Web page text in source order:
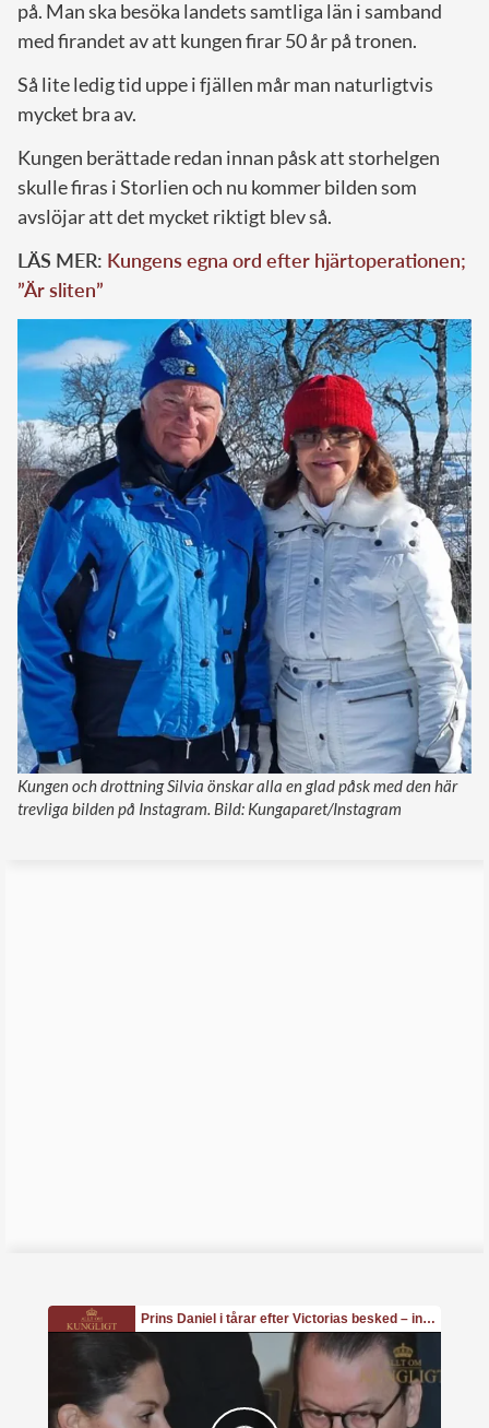
på. Man ska besöka landets samtliga län i samband
med firandet av att kungen firar 50 år på tronen.
Så lite ledig tid uppe i fjällen mår man naturligtvis
mycket bra av.
Kungen berättade redan innan påsk att storhelgen
skulle firas i Storlien och nu kommer bilden som
avslöjar att det mycket riktigt blev så.
LÄS MER: Kungens egna ord efter hjärtoperationen;
”Är sliten”
Kungen och drottning Silvia önskar alla en glad påsk med den här
trevliga bilden på Instagram. Bild: Kungaparet/Instagram